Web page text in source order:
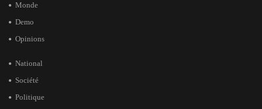
Monde
Demo
Opinions
National
Société
Politique